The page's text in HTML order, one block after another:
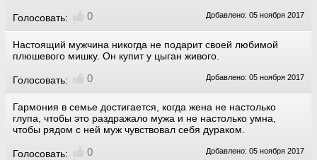
Голосовать: 0 Добавлено: 05 ноября 2017
Настоящий мужчина никогда не подарит своей любимой
плюшевого мишку. Он купит у цыган живого.
Голосовать: 0 Добавлено: 05 ноября 2017
Гармония в семье достигается, когда жена не настолько
глупа, чтобы это раздражало мужа и не настолько умна,
чтобы рядом с ней муж чувствовал себя дураком.
Голосовать: 0 Добавлено: 05 ноября 2017